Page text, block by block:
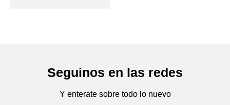
Seguinos en las redes
Y enterate sobre todo lo nuevo